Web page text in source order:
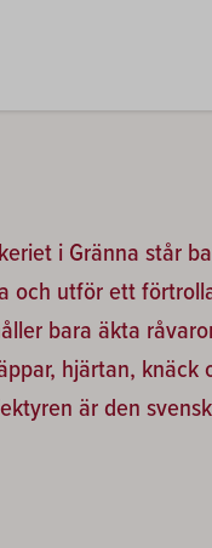
i Gränna står
och utför ett
bara äkta
hjärtan, knäck
är den